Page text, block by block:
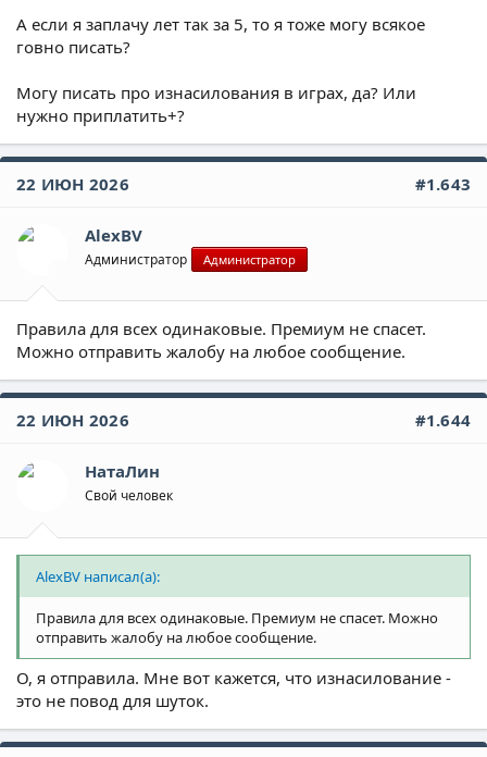
А если я заплачу лет так за 5, то я тоже могу всякое
говно писать?
Могу писать про изнасилования в играх, да? Или
нужно приплатить+?
22 ИЮН 2026 #1.643
AlexBV
Администратор Администратор
Правила для всех одинаковые. Премиум не спасет.
Можно отправить жалобу на любое сообщение.
22 ИЮН 2026 #1.644
НатаЛин
Свой человек
AlexBV написал(а):
Правила для всех одинаковые. Премиум не спасет. Можно
отправить жалобу на любое сообщение.
О, я отправила. Мне вот кажется, что изнасилование -
это не повод для шуток.